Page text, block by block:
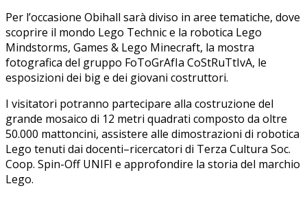
Per l’occasione Obihall sarà diviso in aree tematiche, dove
scoprire il mondo Lego Technic e la robotica Lego
Mindstorms, Games & Lego Minecraft, la mostra
fotografica del gruppo FoToGrAfIa CoStRuTtIvA, le
esposizioni dei big e dei giovani costruttori.
I visitatori potranno partecipare alla costruzione del
grande mosaico di 12 metri quadrati composto da oltre
50.000 mattoncini, assistere alle dimostrazioni di robotica
Lego tenuti dai docenti–ricercatori di Terza Cultura Soc.
Coop. Spin-Off UNIFI e approfondire la storia del marchio
Lego.